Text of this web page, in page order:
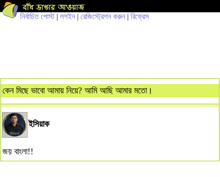
নির্বাচিত পোস্ট| লগইন | রেজিস্ট্রেশন করুন | রিফ্রেস
কেন মিছে ভাবো আমায় নিয়ে? আমি আছি আমার মতো।
ইসিয়াক
জয় বাংলা!!